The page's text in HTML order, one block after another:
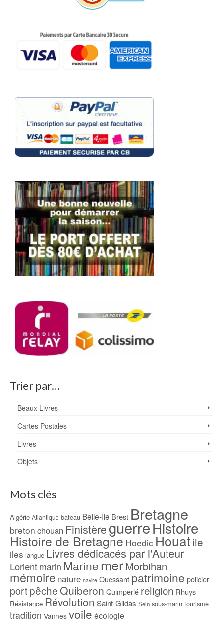
Trier par…
Beaux Livres
Cartes Postales
Livres
Objets
Mots clés
Algérie Atlantique bateau Belle-Ile Brest Bretagne
breton chouan FinistèreguerreHistoire
Histoire de Bretagne Hoedic Houatile
iles langue Livres dédicacés par l'Auteur
Lorientmarin Marine merMorbihan
mémoire nature navire Ouessant patrimoine policier
portpêcheQuiberon Quimperlé religion Rhuys
Résistance Révolution Saint-Gildas Sein sous-marin tourisme
tradition Vannes voile écologie